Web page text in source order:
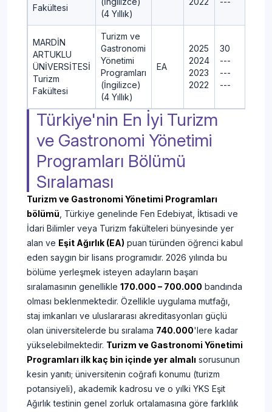
Fakültesi
(4 Yıllık)
MARDİN
ARTUKLU
ÜNİVERSİTESİ
Turizm
Fakültesi
Turizm ve
Gastronomi
Yönetimi
Programları
(İngilizce)
(4 Yıllık)
EA
2025
2024
2023
2022
30
---
---
---
Türkiye'nin En İyi Turizm
ve Gastronomi Yönetimi
Programları Bölümü
Sıralaması
Turizm ve Gastronomi Yönetimi Programları
bölümü , Türkiye genelinde Fen Edebiyat, İktisadi ve
İdari Bilimler veya Turizm fakülteleri bünyesinde yer
alan ve Eşit Ağırlık (EA) puan türünden öğrenci kabul
eden saygın bir lisans programıdır. 2026 yılında bu
bölüme yerleşmek isteyen adayların başarı
sıralamasının genellikle 170.000 – 700.000 bandında
olması beklenmektedir. Özellikle uygulama mutfağı,
staj imkanları ve uluslararası akreditasyonları güçlü
olan üniversitelerde bu sıralama 740.000'lere kadar
yükselebilmektedir. Turizm ve Gastronomi Yönetimi
Programları ilk kaç bin içinde yer almalı sorusunun
kesin yanıtı; üniversitenin coğrafi konumu (turizm
potansiyeli), akademik kadrosu ve o yılki YKS Eşit
Ağırlık testinin genel zorluk ortalamasına göre farklılık